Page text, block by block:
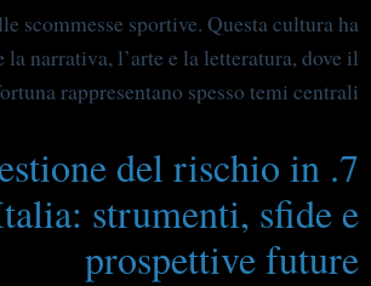
scommesse sportive. Questa cultura ha
la narrativa, l’arte e la letteratura, dove il
rappresentano spesso temi centrali.
del rischio in
strumenti, sfide e
prospettive future